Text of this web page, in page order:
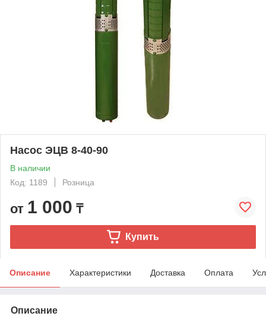
Насос ЭЦВ 8-40-90
В наличии
Код: 1189
Розница
от 1 000 ₸
Купить
Описание Характеристики Доставка Оплата
Описание